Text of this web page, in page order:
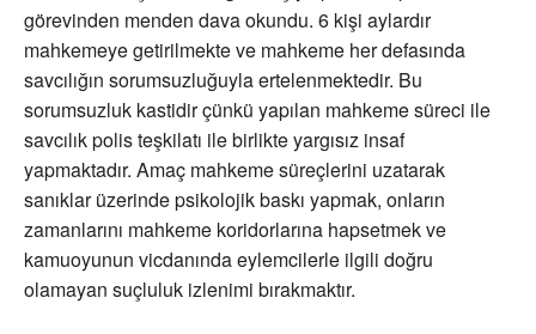
görevinden menden dava okundu. 6 kişi aylardır
mahkemeye getirilmekte ve mahkeme her defasında
savcılığın sorumsuzluğuyla ertelenmektedir. Bu
sorumsuzluk kastidir çünkü yapılan mahkeme süreci ile
savcılık polis teşkilatı ile birlikte yargısız insaf
yapmaktadır. Amaç mahkeme süreçlerini uzatarak
sanıklar üzerinde psikolojik baskı yapmak, onların
zamanlarını mahkeme koridorlarına hapsetmek ve
kamuoyunun vicdanında eylemcilerle ilgili doğru
olamayan suçluluk izlenimi bırakmaktır.